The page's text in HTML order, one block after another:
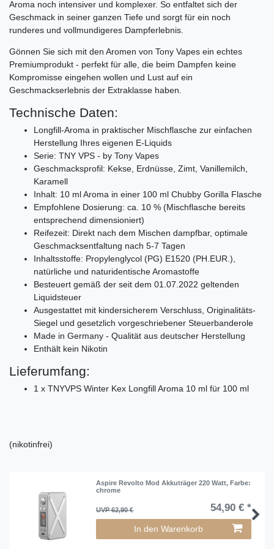
Aroma noch intensiver und komplexer. So entfaltet sich der
Geschmack in seiner ganzen Tiefe und sorgt für ein noch
runderes und vollmundigeres Dampferlebnis.
Gönnen Sie sich mit den Aromen von Tony Vapes ein echtes
Premiumprodukt - perfekt für alle, die beim Dampfen keine
Kompromisse eingehen wollen und Lust auf ein
Geschmackserlebnis der Extraklasse haben.
Technische Daten:
Longfill-Aroma in praktischer Mischflasche zur einfachen
Herstellung Ihres eigenen E-Liquids
Serie: TNY VPS - by Tony Vapes
Geschmacksprofil: Kekse, Erdnüsse, Zimt, Vanillemilch,
Karamell
Inhalt: 10 ml Aroma in einer 100 ml Chubby Gorilla Flasche
Empfohlene Dosierung: ca. 10 % (Mischflasche bereits
entsprechend dimensioniert)
Reifezeit: Direkt nach dem Mischen dampfbar, optimale
Geschmacksentfaltung nach 5-7 Tagen
Inhaltsstoffe: Propylenglycol (PG) E1520 (PH.EUR.),
natürliche und naturidentische Aromastoffe
Besteuert gemäß der seit dem 01.07.2022 geltenden
Liquidsteuer
Ausgestattet mit kindersicherem Verschluss, Originalitäts-
Siegel und gesetzlich vorgeschriebener Steuerbanderole
Made in Germany - Qualität aus deutscher Herstellung
Enthält kein Nikotin
Lieferumfang:
1 x TNYVPS Winter Kex Longfill Aroma 10 ml für 100 ml
(nikotinfrei)
Aspire Revolto Mod Akkuträger 220 Watt, Farbe:
chrome
UVP 62,90 € 54,90 € *
In den Warenkorb